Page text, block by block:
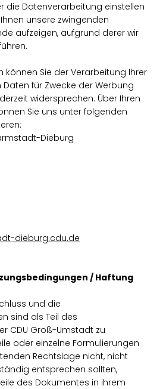
die Datenverarbeitung einstellen
unsere zwingenden
aufzeigen, aufgrund derer wir
können Sie der Verarbeitung Ihrer
für Zwecke der Werbung
widersprechen. Über Ihren
Sie uns unter folgenden
Dieburg
dieburg.cdu.de
/ Haftung
und die
sind als Teil des
CDU Groß-Umstadt zu
oder einzelne Formulierungen
Rechtslage nicht, nicht
entsprechen sollten,
des Dokumentes in ihrem